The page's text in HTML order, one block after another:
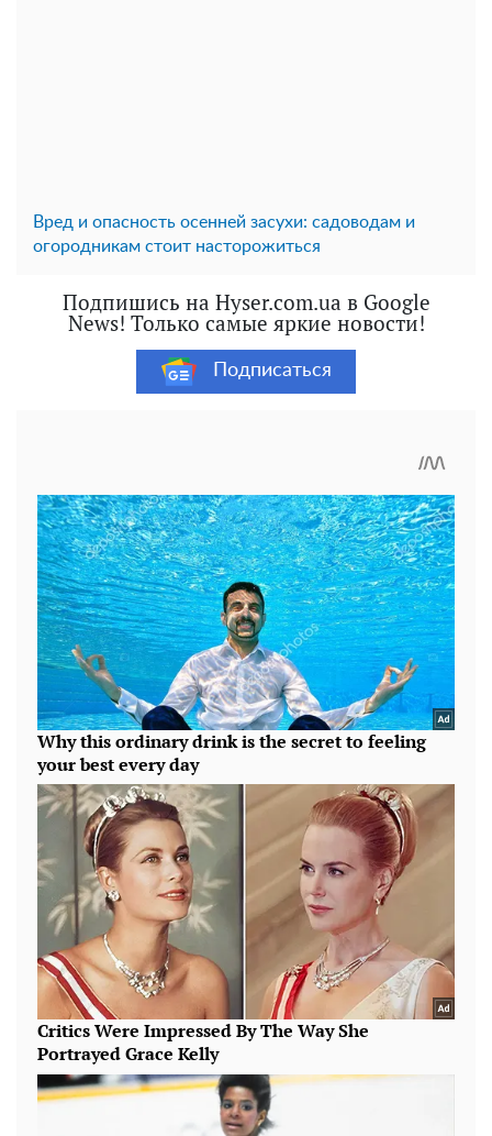
Вред и опасность осенней засухи: садоводам и
огородникам стоит насторожиться
Подпишись на Hyser.com.ua в Google
News! Только самые яркие новости!
Подписаться